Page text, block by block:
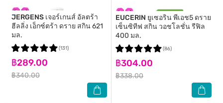
JERGENS เจอร์เกนส์ อัลตร้า
ฮีลลิ่ง เอ็กซ์ตร้า ดราย สกิน 621
มล.
฿289.00
฿340.00
(131)
EUCERIN ยูเซอริน พีเอช5 ดราย
เซ็นซิทีฟ สกิน วอชโลชั่น รีฟิล
400 มล.
฿304.00
฿338.00
(86)